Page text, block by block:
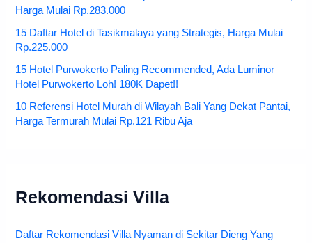
Harga Mulai Rp.283.000
15 Daftar Hotel di Tasikmalaya yang Strategis, Harga Mulai
Rp.225.000
15 Hotel Purwokerto Paling Recommended, Ada Luminor
Hotel Purwokerto Loh! 180K Dapet!!
10 Referensi Hotel Murah di Wilayah Bali Yang Dekat Pantai,
Harga Termurah Mulai Rp.121 Ribu Aja
Rekomendasi Villa
Daftar Rekomendasi Villa Nyaman di Sekitar Dieng Yang